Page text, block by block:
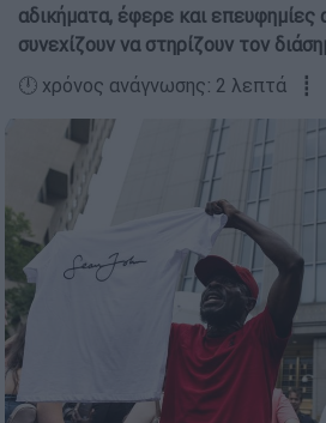
αδικήματα, έφερε και επευφημίες
συνεχίζουν να στηρίζουν τον
🕛 χρόνος ανάγνωσης: 2 λεπτά ┋